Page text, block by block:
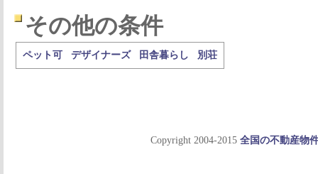
その他の条件
ペット可 デザイナーズ 田舎暮らし 別荘
Copyright 2004-2015 全国の不動産物